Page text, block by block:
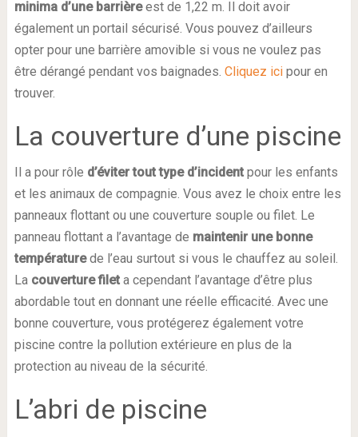
minima d’une barrièreest de 1,22 m. Il doit avoir
également un portail sécurisé. Vous pouvez d’ailleurs
opter pour une barrière amovible si vous ne voulez pas
être dérangé pendant vos baignades. Cliquez icipour en
trouver.
La couverture d’une piscine
Il a pour rôle d’éviter tout type d’incidentpour les enfants
et les animaux de compagnie. Vous avez le choix entre les
panneaux flottant ou une couverture souple ou filet. Le
panneau flottant a l’avantage de maintenir une bonne
températurede l’eau surtout si vous le chauffez au soleil.
La couverture fileta cependant l’avantage d’être plus
abordable tout en donnant une réelle efficacité. Avec une
bonne couverture, vous protégerez également votre
piscine contre la pollution extérieure en plus de la
protection au niveau de la sécurité.
L’abri de piscine